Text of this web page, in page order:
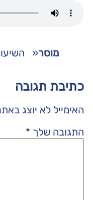
מוסר«
כתיבת תגובה
האימייל לא יוצג
התגובה שלך *